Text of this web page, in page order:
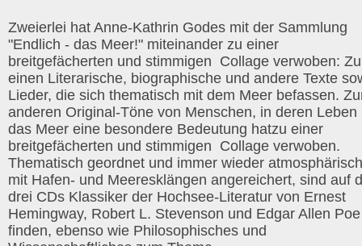
Zweierlei hat Anne-Kathrin Godes mit der Sammlung
"Endlich - das Meer!" miteinander zu einer
breitgefächerten und stimmigen Collage verwoben:
einen Literarische, biographische und andere Texte
Lieder, die sich thematisch mit dem Meer befassen.
anderen Original-Töne von Menschen, in deren Leben
das Meer eine besondere Bedeutung hatzu einer
breitgefächerten und stimmigen Collage verwoben.
Thematisch geordnet und immer wieder atmosphärisch
mit Hafen- und Meeresklängen angereichert, sind auf
drei CDs Klassiker der Hochsee-Literatur von Ernest
Hemingway, Robert L. Stevenson und Edgar Allen
finden, ebenso wie Philosophisches und